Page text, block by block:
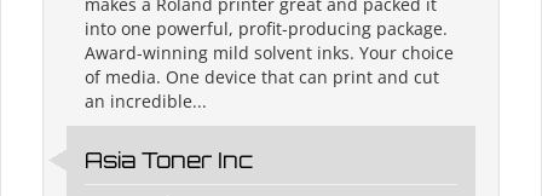
makes a Roland printer great and packed it
into one powerful, profit-producing package.
Award-winning mild solvent inks. Your choice
of media. One device that can print and cut
an incredible...
Asia Toner Inc